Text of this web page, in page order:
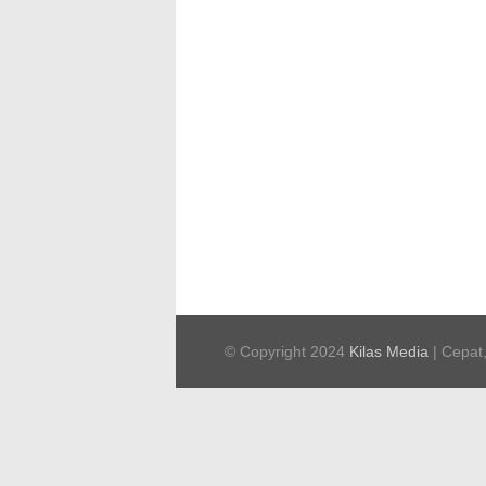
© Copyright 2024 Kilas Media |